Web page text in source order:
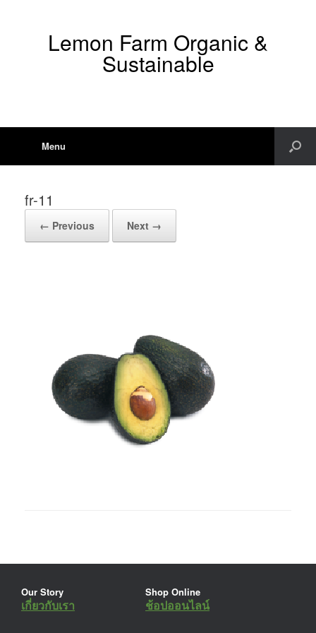
Lemon Farm Organic &
Sustainable
Menu
fr-11
← Previous Next →
Our Story
เกี่ยวกับเรา
Shop Online
ช้อปออนไลน์